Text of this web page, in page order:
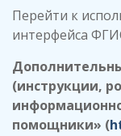
Перейти к
интерфейса
(инструкции,
помощники» (